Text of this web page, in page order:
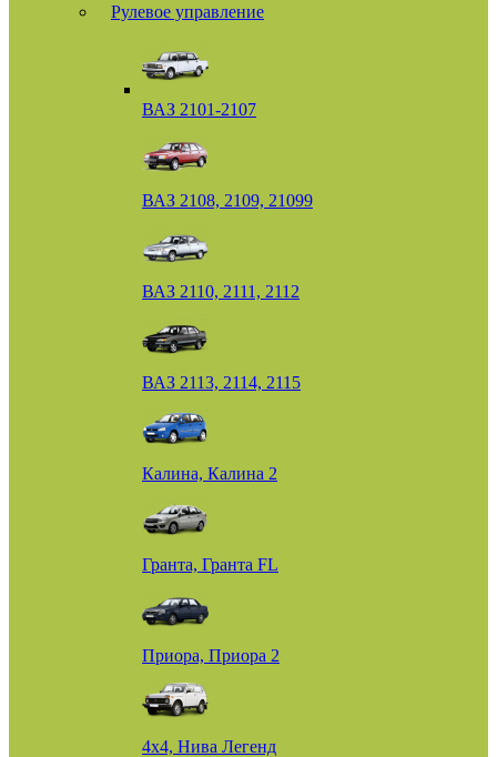
Рулевое управление
ВАЗ 2101-2107
ВАЗ 2108, 2109, 21099
ВАЗ 2110, 2111, 2112
ВАЗ 2113, 2114, 2115
Калина, Калина 2
Гранта, Гранта FL
Приора, Приора 2
4х4, Нива Легенд